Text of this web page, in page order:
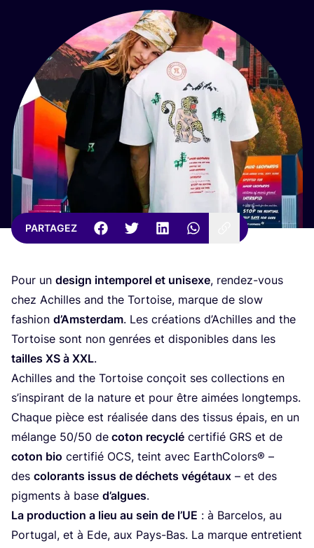
PARTAGEZ
Pour un desi­gn intem­po­rel et uni­sexe, ren­dez-vous
chez Achilles and the Tor­toise, marque de slow
fashion d’Am­ster­dam. Les créa­tions d’A­chilles and the
Tor­toise sont non gen­rées et dis­po­nibles dans les
tailles XS à XXL.
Achilles and the Tor­toise conçoit ses col­lec­tions en
s’ins­pi­rant de la nature et pour être aimées long­temps.
Chaque pièce est réa­li­sée dans des tis­sus épais, en un
mélange 50/50 de coton recy­clé cer­ti­fié GRS et de
coton bio cer­ti­fié OCS, teint avec Ear­th­Co­lors® –
des colo­rants issus de déchets végé­taux – et des
pig­ments à base d’algues.
La pro­duc­tion a lieu au sein de l’UE : à Bar­ce­los, au
Por­tu­gal, et à Ede, aux Pays-Bas. La marque entre­tient